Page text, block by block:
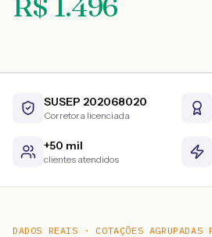
SUSEP 202068020
Corretora licenciada
+50 mil
clientes atendidos
DADOS REAIS · COTAÇÕES AGRUPADAS